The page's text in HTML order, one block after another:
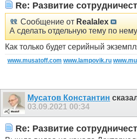
Re: Развитие
Сообщение от Realalex
А сделать отдельную тему по
Как только будет серийный
www.musatoff.com www.lampovik.ru
Мусатов Константин
03.09.2021 00:34
Re: Развитие